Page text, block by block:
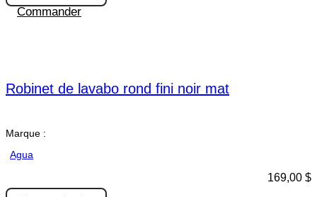
Commander
Robinet de lavabo rond fini noir mat
Marque :
Agua
169,00 $